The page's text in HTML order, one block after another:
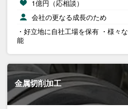
1億円（応相談）
会社の更なる成長のため
・好立地に自社工場を保有 ・様々
能
金属切削加工